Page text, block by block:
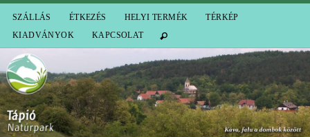
SZÁLLÁS ÉTKEZÉS HELYI TERMÉK
TÉRKÉP
KIADVÁNYOK
KAPCSOLAT